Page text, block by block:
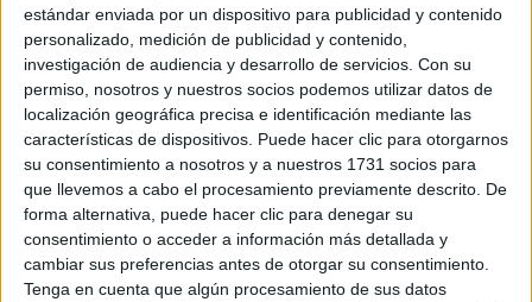
estándar enviada por un dispositivo para publicidad y contenido
personalizado, medición de publicidad y contenido,
investigación de audiencia y desarrollo de servicios. Con su
permiso, nosotros y nuestros socios podemos utilizar datos de
localización geográfica precisa e identificación mediante las
características de dispositivos. Puede hacer clic para otorgarnos
su consentimiento a nosotros y a nuestros 1731 socios para
que llevemos a cabo el procesamiento previamente descrito. De
forma alternativa, puede hacer clic para denegar su
consentimiento o acceder a información más detallada y
cambiar sus preferencias antes de otorgar su consentimiento.
Tenga en cuenta que algún procesamiento de sus datos
Máster Universitario en Acuicultura
Máster Universitario en Biodiversidad Terrestre: Caracterización,
Máster Universitario en Biología Marina
Máster Universitario en Biología Molecular, Celular y Genética
Máster Universitario en Biotecnología Avanzada
Máster Universitario en Ciencias, Tecnologías y Gestión Ambiental
Máster Universitario en Investigación Química y Química Industrial
Máster Universitario en Neurociencia